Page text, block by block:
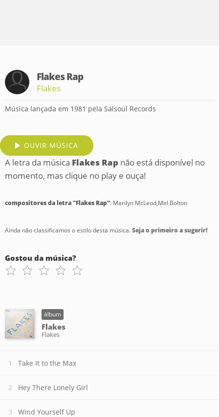
Flakes Rap
Flakes
Música lançada em 1981 pela Salsoul Records
OUVIR MÚSICA
A letra da música Flakes Rap não está disponível no
momento, mas clique no play e ouça!
compositores da letra "Flakes Rap": Marilyn McLeod,Mel Bolton
Ainda não classificamos o estilo desta música.Seja o primeiro a sugerir!
Gostou da música?
álbum
Flakes
Flakes
Take It to the Max
Hey There Lonely Girl
Wind Yourself Up